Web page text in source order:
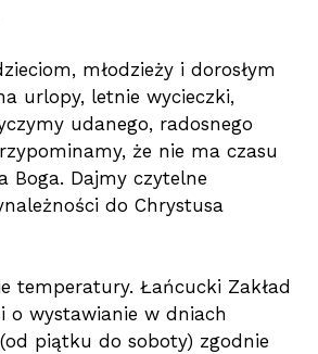
młodzieży i dorosłym
urlopy, letnie wycieczki,
udanego, radosnego
że nie ma czasu
Boga. Dajmy czytelne
do Chrystusa
temperatury. Łańcucki Zakład
o wystawianie w dniach
piątku do soboty) zgodnie